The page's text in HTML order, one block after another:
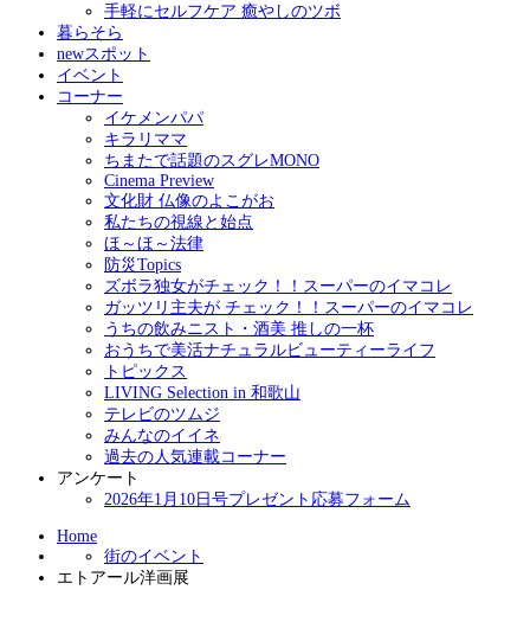
手軽にセルフケア 癒やしのツボ
暮らそら
newスポット
イベント
コーナー
イケメンパパ
キラリママ
ちまたで話題のスグレMONO
Cinema Preview
文化財 仏像のよこがお
私たちの視線と始点
ほ～ほ～法律
防災Topics
ズボラ独女がチェック！！スーパーのイマコレ
ガッツリ主夫が チェック！！スーパーのイマコレ
うちの飲みニスト・酒美 推しの一杯
おうちで美活ナチュラルビューティーライフ
トピックス
LIVING Selection in 和歌山
テレビのツムジ
みんなのイイネ
過去の人気連載コーナー
アンケート
2026年1月10日号プレゼント応募フォーム
Home
街のイベント
エトアール洋画展